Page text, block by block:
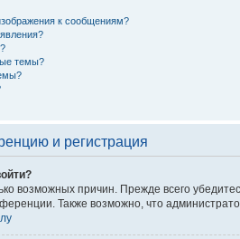
к сообщениям?
темы?
и регистрация
возможных причин. Прежде всего
Также возможно, что